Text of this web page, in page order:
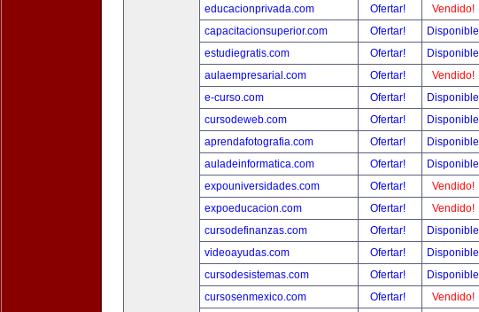
educacionprivada.com
Ofertar!
Vendido!
capacitacionsuperior.com
Ofertar!
Disponible
estudiegratis.com
Ofertar!
Disponible
aulaempresarial.com
Ofertar!
Vendido!
e-curso.com
Ofertar!
Disponible
cursodeweb.com
Ofertar!
Disponible
aprendafotografia.com
Ofertar!
Disponible
auladeinformatica.com
Ofertar!
Disponible
expouniversidades.com
Ofertar!
Vendido!
expoeducacion.com
Ofertar!
Vendido!
cursodefinanzas.com
Ofertar!
Disponible
videoayudas.com
Ofertar!
Disponible
cursodesistemas.com
Ofertar!
Disponible
cursosenmexico.com
Ofertar!
Vendido!